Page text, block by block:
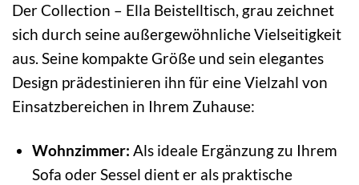
Der Collection – Ella Beistelltisch, grau zeichnet
sich durch seine außergewöhnliche Vielseitigkeit
aus. Seine kompakte Größe und sein elegantes
Design prädestinieren ihn für eine Vielzahl von
Einsatzbereichen in Ihrem Zuhause:
Wohnzimmer: Als ideale Ergänzung zu Ihrem
Sofa oder Sessel dient er als praktische